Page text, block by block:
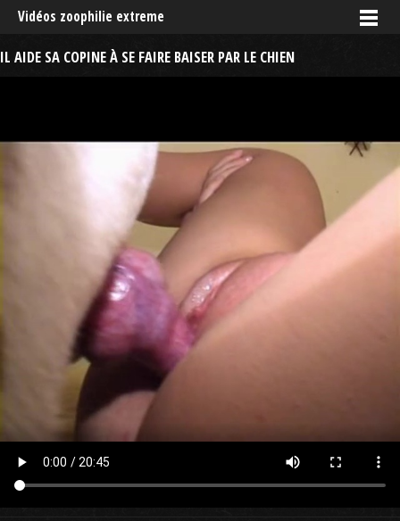
Vidéos zoophilie extreme
IL AIDE SA COPINE À SE FAIRE BAISER PAR LE CHIEN